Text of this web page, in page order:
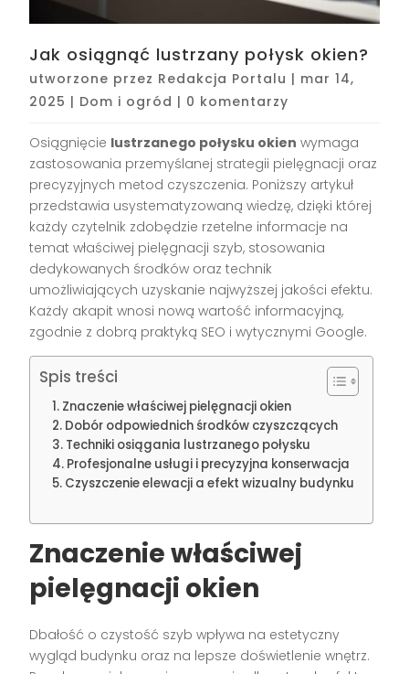
Jak osiągnąć lustrzany połysk okien?
utworzone przez Redakcja Portalu | mar 14,
2025 | Dom i ogród | 0 komentarzy
Osiągnięcie lustrzanego połysku okien wymaga
zastosowania przemyślanej strategii pielęgnacji oraz
precyzyjnych metod czyszczenia. Poniższy artykuł
przedstawia usystematyzowaną wiedzę, dzięki której
każdy czytelnik zdobędzie rzetelne informacje na
temat właściwej pielęgnacji szyb, stosowania
dedykowanych środków oraz technik
umożliwiających uzyskanie najwyższej jakości efektu.
Każdy akapit wnosi nową wartość informacyjną,
zgodnie z dobrą praktyką SEO i wytycznymi Google.
Spis treści
Znaczenie właściwej pielęgnacji okien
Dobór odpowiednich środków czyszczących
Techniki osiągania lustrzanego połysku
Profesjonalne usługi i precyzyjna konserwacja
Czyszczenie elewacji a efekt wizualny budynku
Znaczenie właściwej
pielęgnacji okien
Dbałość o czystość szyb wpływa na estetyczny
wygląd budynku oraz na lepsze doświetlenie wnętrz.